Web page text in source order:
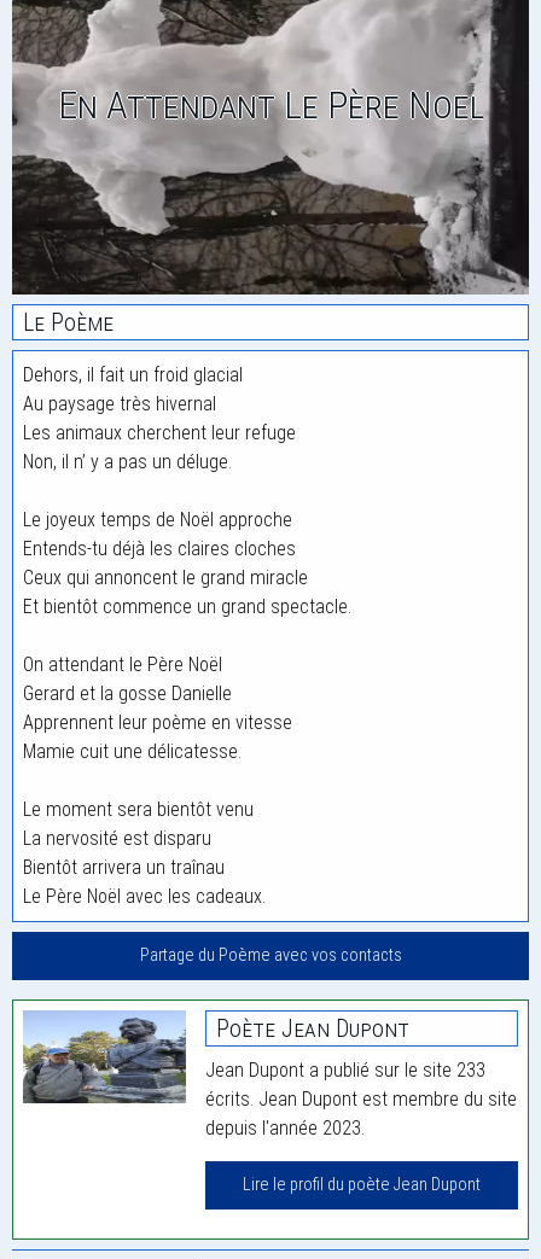
En Attendant Le Père Noel
Le Poème
Dehors, il fait un froid glacial
Au paysage très hivernal
Les animaux cherchent leur refuge
Non, il n’ y a pas un déluge.
Le joyeux temps de Noël approche
Entends-tu déjà les claires cloches
Ceux qui annoncent le grand miracle
Et bientôt commence un grand spectacle.
On attendant le Père Noël
Gerard et la gosse Danielle
Apprennent leur poème en vitesse
Mamie cuit une délicatesse.
Le moment sera bientôt venu
La nervosité est disparu
Bientôt arrivera un traînau
Le Père Noël avec les cadeaux.
Partage du Poème avec vos contacts
Poète Jean Dupont
Jean Dupont a publié sur le site 233
écrits. Jean Dupont est membre du site
depuis l'année 2023.
Lire le profil du poète Jean Dupont